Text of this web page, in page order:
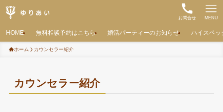
お問合せ MENU
HOME 無料相談予約はこちら 婚活パーティーのお知らせ ハイスペッ
ホーム カウンセラー紹介
カウンセラー紹介